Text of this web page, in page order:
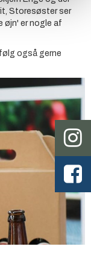
Storesøster ser
øjn' er nogle af
også gerne